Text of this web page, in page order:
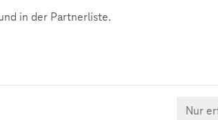
häufig in der digitalen Welt statt.
wie Mobbing. Allerdings mit einer
wichtigen Thema in der Schule und in den
betroffen. Was ist Cybermobbing aber
strafbar? Antworten auf diese und
in der Partnerliste.
Nur